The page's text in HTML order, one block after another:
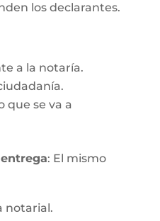
los declarantes.
a la notaría.
que se va a
: El mismo
notarial.